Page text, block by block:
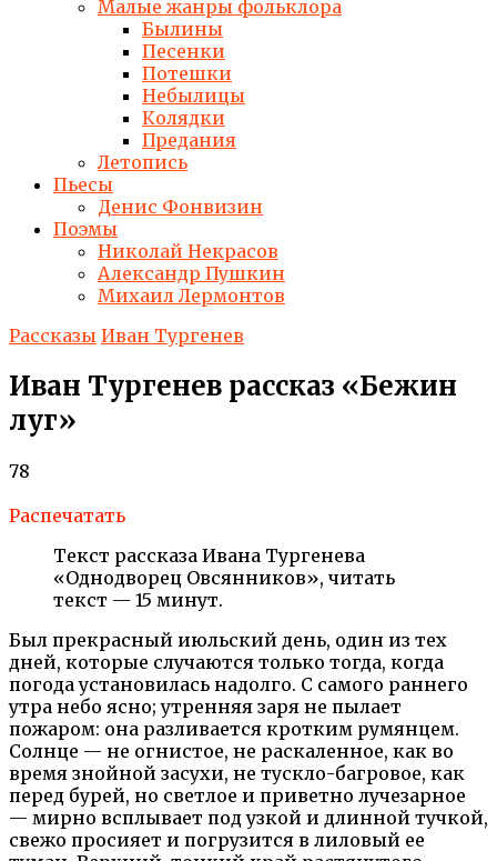
Малые жанры фольклора
Былины
Песенки
Потешки
Небылицы
Колядки
Предания
Летопись
Пьесы
Денис Фонвизин
Поэмы
Николай Некрасов
Александр Пушкин
Михаил Лермонтов
Рассказы Иван Тургенев
Иван Тургенев рассказ «Бежин
луг»
78
Распечатать
Текст рассказа Ивана Тургенева
«Однодворец Овсянников», читать
текст — 15 минут.
Был прекрасный июльский день, один из тех
дней, которые случаются только тогда, когда
погода установилась надолго. С самого раннего
утра небо ясно; утренняя заря не пылает
пожаром: она разливается кротким румянцем.
Солнце — не огнистое, не раскаленное, как во
время знойной засухи, не тускло-багровое, как
перед бурей, но светлое и приветно лучезарное
— мирно всплывает под узкой и длинной тучкой,
свежо просияет и погрузится в лиловый ее